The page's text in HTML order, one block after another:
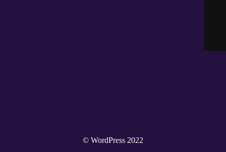
© WordPress 2022